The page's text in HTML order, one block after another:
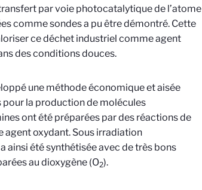
par voie photocatalytique de l’atome
comme sondes a pu être démontré. Cette
ce déchet industriel comme agent
des conditions douces.
une méthode économique et aisée
pour la production de molécules
ont été préparées par des réactions de
agent oxydant. Sous irradiation
ainsi été synthétisée avec de très bons
au dioxygène (O2).